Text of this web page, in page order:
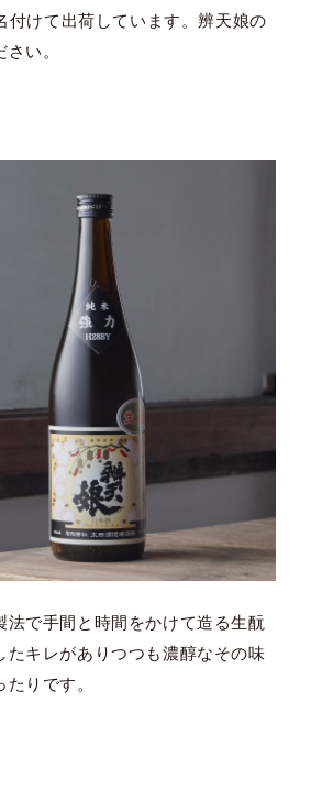
付けて出荷しています。辨天娘の
い。
法で手間と時間をかけて造る生酛
たキレがありつつも濃醇なその味
りです。